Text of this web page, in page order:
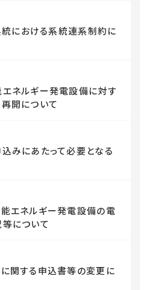
における系統連系制約に
ネルギー発電設備に対す
開について
みにあたって必要となる
エネルギー発電設備の電
について
関する申込書等の変更に